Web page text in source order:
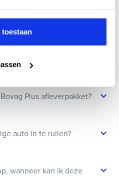
toestaan
beschikbaar is?
Plus afleverpakket?
auto in te ruilen?
wanneer kan ik deze